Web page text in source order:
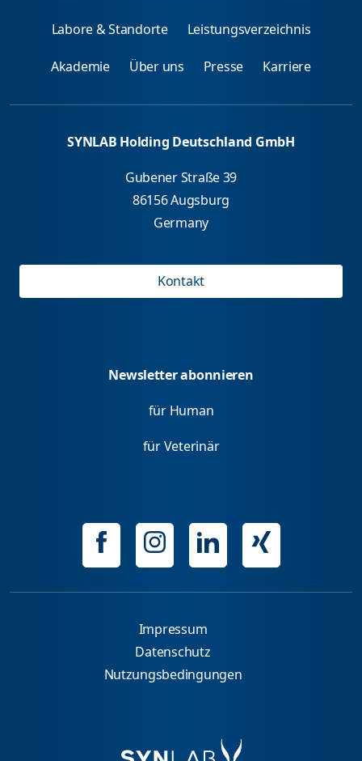
Labore & Standorte Leistungsverzeichnis
Akademie Über uns Presse Karriere
SYNLAB Holding Deutschland GmbH
Gubener Straße 39
86156 Augsburg
Germany
Kontakt
Newsletter abonnieren
für Human
für Veterinär
Impressum
Datenschutz
Nutzungsbedingungen